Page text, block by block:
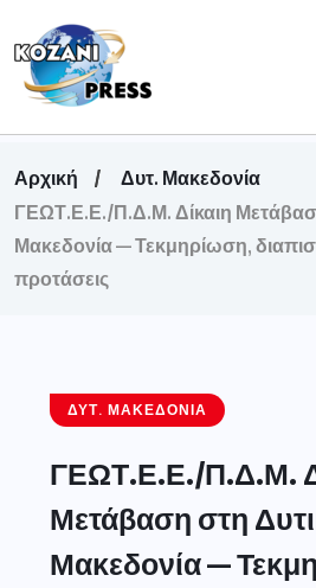
Αρχική
Δυτ. Μακεδονία
ΓΕΩΤ.Ε.Ε./Π.Δ.Μ. Δίκαιη
Μακεδονία — Τεκμηρίωση,
προτάσεις
ΔΥΤ. ΜΑΚΕΔΟΝΊΑ
ΓΕΩΤ.Ε.Ε./Π.Δ.Μ.
Μετάβαση στη
Μακεδονία —